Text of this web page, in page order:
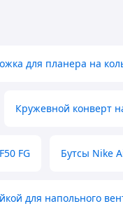
для планера на
Кружевной конверт
FG Бутсы Nike
для напольного